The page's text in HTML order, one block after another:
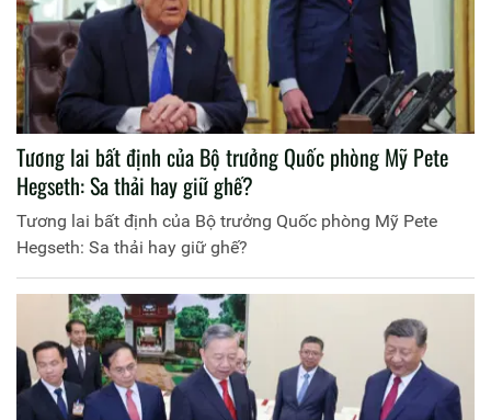
Tương lai bất định của Bộ trưởng Quốc phòng Mỹ Pete
Hegseth: Sa thải hay giữ ghế?
Tương lai bất định của Bộ trưởng Quốc phòng Mỹ Pete
Hegseth: Sa thải hay giữ ghế?